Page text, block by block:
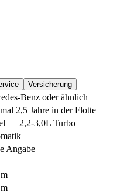
Versicherung
Benz oder ähnlich
2,5 Jahre in der Flotte
— 2,2-3,0L Turbo
Angabe